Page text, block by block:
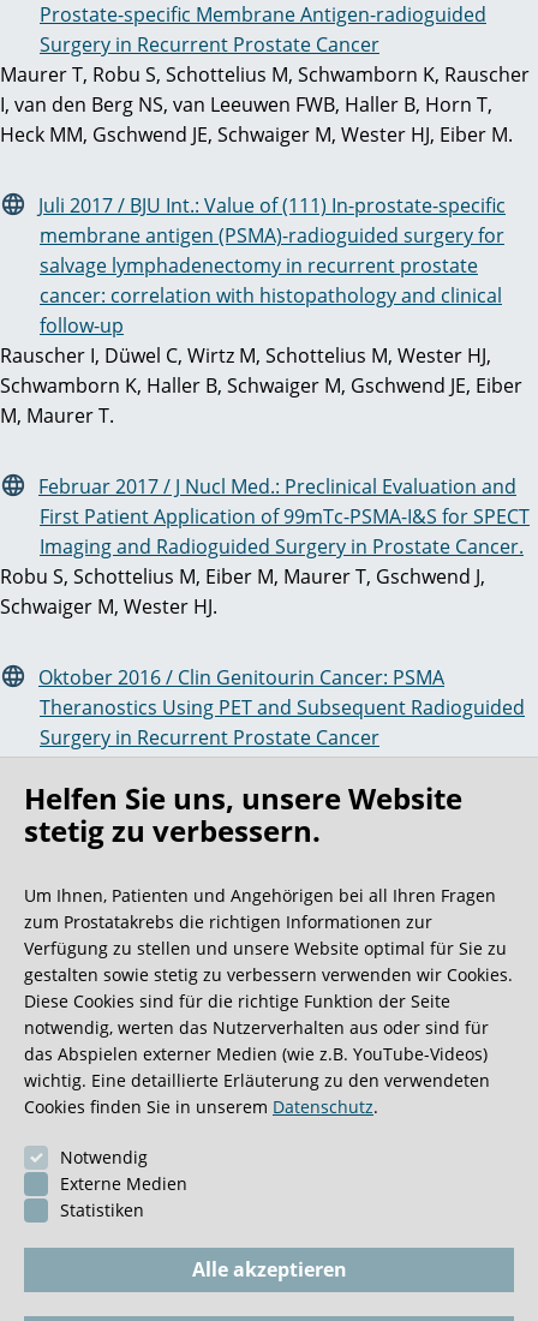
Prostate-specific Membrane Antigen-radioguided
Surgery in Recurrent Prostate Cancer
Maurer T, Robu S, Schottelius M, Schwamborn K, Rauscher
I, van den Berg NS, van Leeuwen FWB, Haller B, Horn T,
Heck MM, Gschwend JE, Schwaiger M, Wester HJ, Eiber M.
Juli 2017 / BJU Int.: Value of (111) In-prostate-specific
membrane antigen (PSMA)-radioguided surgery for
salvage lymphadenectomy in recurrent prostate
cancer: correlation with histopathology and clinical
follow-up
Rauscher I, Düwel C, Wirtz M, Schottelius M, Wester HJ,
Schwamborn K, Haller B, Schwaiger M, Gschwend JE, Eiber
M, Maurer T.
Februar 2017 / J Nucl Med.: Preclinical Evaluation and
First Patient Application of 99mTc-PSMA-I&S for SPECT
Imaging and Radioguided Surgery in Prostate Cancer.
Robu S, Schottelius M, Eiber M, Maurer T, Gschwend J,
Schwaiger M, Wester HJ.
Oktober 2016 / Clin Genitourin Cancer: PSMA
Theranostics Using PET and Subsequent Radioguided
Surgery in Recurrent Prostate Cancer
Schwaiger M, Gschwend JE, Eiber M.
expanding the spectrum of PSMA-I&T applications
towards SPECT and radioguided surgery
Schottelius M, Wirtz M, Eiber M, Maurer T, Wester HJ.
September 2015 / Eur Urol.: Prostate-specific
membrane antigen-radioguided surgery for metastatic
lymph nodes in prostate cancer
Maurer T, Weirich G, Schottelius M, Weineisen M, Frisch B,
Okur A, Kübler H, Thalgott M, Navab N, Schwaiger M,
Wester HJ, Gschwend JE, Eiber M.
Helfen Sie uns, unsere Website
stetig zu verbessern.
Um Ihnen, Patienten und Angehörigen bei all Ihren Fragen
zum Prostatakrebs die richtigen Informationen zur
Verfügung zu stellen und unsere Website optimal für Sie zu
gestalten sowie stetig zu verbessern verwenden wir Cookies.
Diese Cookies sind für die richtige Funktion der Seite
notwendig, werten das Nutzerverhalten aus oder sind für
das Abspielen externer Medien (wie z.B. YouTube-Videos)
wichtig. Eine detaillierte Erläuterung zu den verwendeten
Cookies finden Sie in unserem Datenschutz.
Notwendig
Externe Medien
Statistiken
Alle akzeptieren